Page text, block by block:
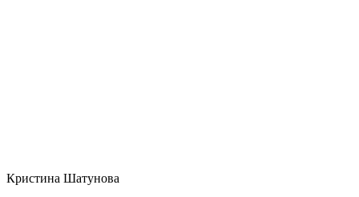
Кристина Шатунова